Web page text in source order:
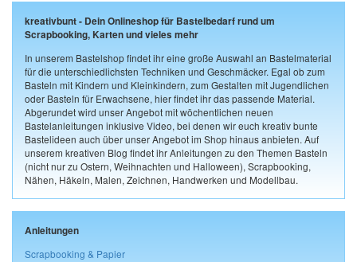
kreativbunt - Dein Onlineshop für Bastelbedarf rund um
Scrapbooking, Karten und vieles mehr
In unserem Bastelshop findet ihr eine große Auswahl an Bastelmaterial
für die unterschiedlichsten Techniken und Geschmäcker. Egal ob zum
Basteln mit Kindern und Kleinkindern, zum Gestalten mit Jugendlichen
oder Basteln für Erwachsene, hier findet ihr das passende Material.
Abgerundet wird unser Angebot mit wöchentlichen neuen
Bastelanleitungen inklusive Video, bei denen wir euch kreativ bunte
Bastelideen auch über unser Angebot im Shop hinaus anbieten. Auf
unserem kreativen Blog findet ihr Anleitungen zu den Themen Basteln
(nicht nur zu Ostern, Weihnachten und Halloween), Scrapbooking,
Nähen, Häkeln, Malen, Zeichnen, Handwerken und Modellbau.
Anleitungen
Scrapbooking & Papier